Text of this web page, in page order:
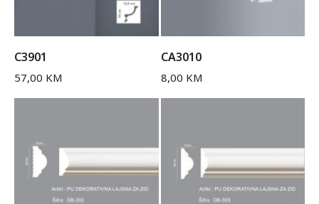
C3901
57,00 KM
CA3010
8,00 KM